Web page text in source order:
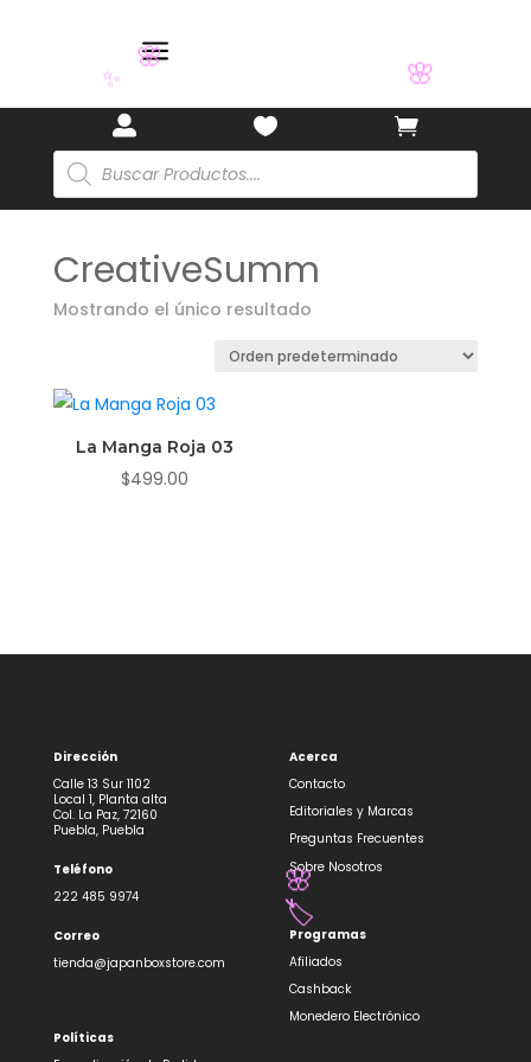
a
 

Búsqueda
de
productos
CreativeSumm
Mostrando el único resultado
La Manga Roja 03
$499.00
Dirección
Calle 13 Sur 1102
Local 1, Planta alta
Col. La Paz, 72160
Puebla, Puebla
Teléfono
222 485 9974
Correo
tienda@japanboxstore.com
Políticas
Acerca
Contacto
Editoriales y Marcas
Preguntas Frecuentes
Sobre Nosotros
Programas
Afiliados
Cashback
Monedero Electrónico
🏷️
✨ 🌸
🌸